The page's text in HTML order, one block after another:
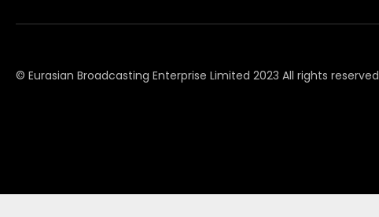
© Eurasian Broadcasting Enterprise Limited 2023 All rights reserved